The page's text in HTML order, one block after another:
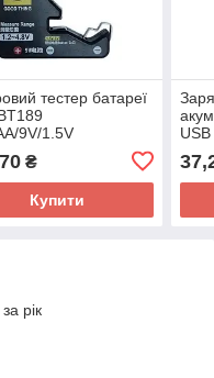
тестер батареї
9V/1.5V
₴
Купити
USB
рік